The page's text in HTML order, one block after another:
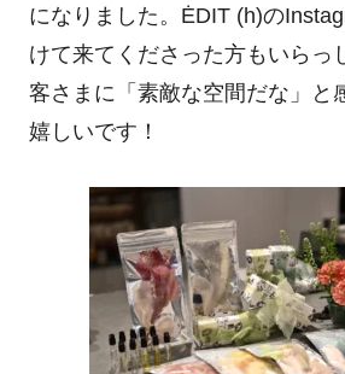
になりました。 ĖDIT (h)の
けて来てくださった方もいらっ
客さまに「素敵な空間だな」と
嬉しいです！